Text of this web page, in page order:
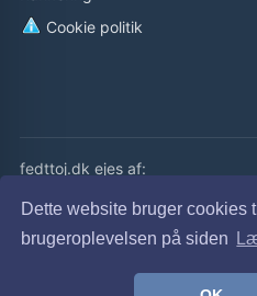
Dette website bruger cookies
brugeroplevelsen på siden
Cookie politik
fedttoj.dk ejes af:
eLaursen ApS
Cvr: 32308929